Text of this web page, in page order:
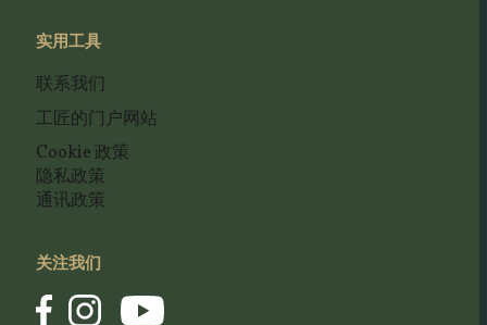
实用工具
联系我们
工匠的门户网站
Cookie 政策
隐私政策
通讯政策
关注我们